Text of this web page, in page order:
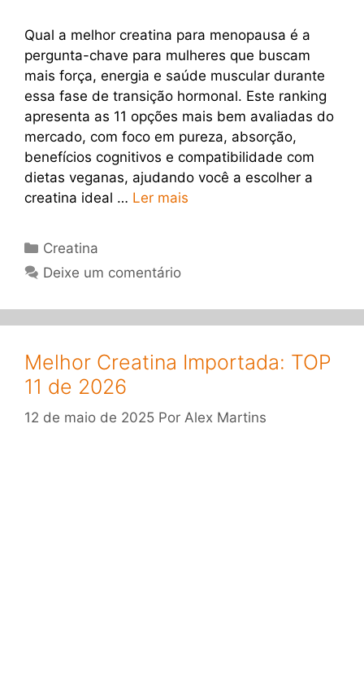
Qual a melhor creatina para menopausa é a
pergunta-chave para mulheres que buscam
mais força, energia e saúde muscular durante
essa fase de transição hormonal. Este ranking
apresenta as 11 opções mais bem avaliadas do
mercado, com foco em pureza, absorção,
benefícios cognitivos e compatibilidade com
dietas veganas, ajudando você a escolher a
creatina ideal … Ler mais
Categorias
Creatina
Deixe um comentário
Melhor Creatina Importada: TOP
11 de 2026
12 de maio de 2025 Por Alex Martins